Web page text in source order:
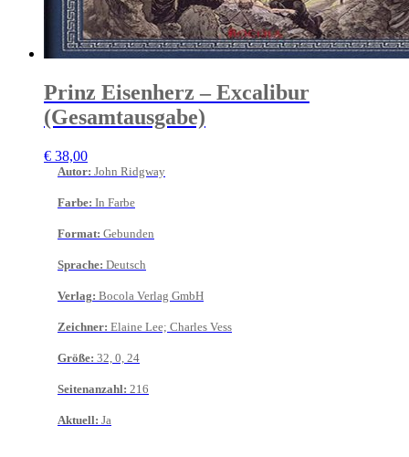
Prinz Eisenherz – Excalibur
(Gesamtausgabe)
€ 38,00
Autor: John Ridgway
Farbe: In Farbe
Format: Gebunden
Sprache: Deutsch
Verlag: Bocola Verlag GmbH
Zeichner: Elaine Lee; Charles Vess
Größe: 32, 0, 24
Seitenanzahl: 216
Aktuell: Ja